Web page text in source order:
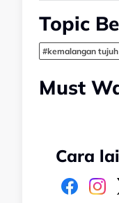
Topic
#kemalangan
Must
Cara